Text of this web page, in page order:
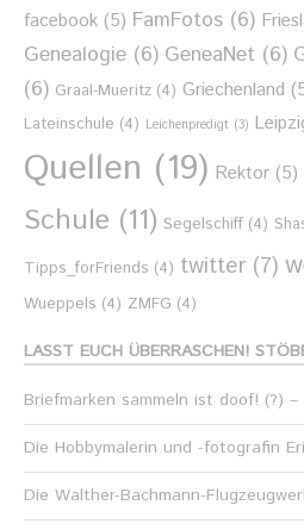
facebook (5) FamFotos (6)
Genealogie (6) GeneaNet (6)
(6) Graal-Mueritz (4) Griechenland
Lateinschule (4) Leichenpredigt (3)
Quellen (19) Rektor (5)
Schule (11) Segelschiff (4)
Tipps_forFriends (4) twitter (7)
Wueppels (4) ZMFG (4)
LASST EUCH ÜBERRASCHEN!
Briefmarken sammeln ist doof! (?) –
Die Hobbymalerin und -fotografin
Die Walther-Bachmann-